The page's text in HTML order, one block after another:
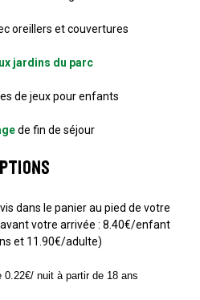
oreillers et couvertures
jardins du parc
de jeux pour enfants
de fin de séjour
dans le panier au pied de votre
votre arrivée : 8.40€/enfant
et 11.90€/adulte)
0.22€/ nuit à partir de 18 ans